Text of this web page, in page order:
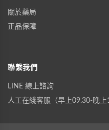
關於藥局
正品保障
聯繫我們
LINE 線上諮詢
人工在綫客服（早上09.30-晚上